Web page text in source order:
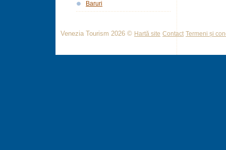
Baruri
Venezia Tourism 2026 © Hartă site Contact Termeni și